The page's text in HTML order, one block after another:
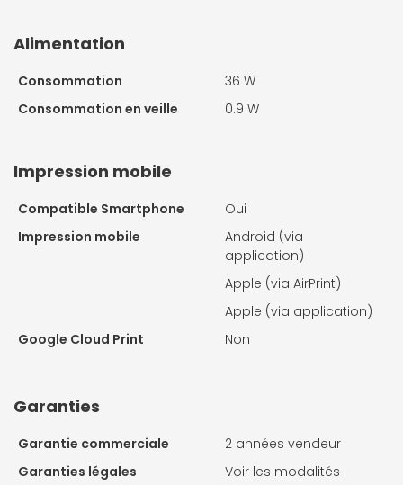
Alimentation
Consommation
36 W
Consommation en veille
0.9 W
Impression mobile
Compatible Smartphone
Oui
Impression mobile
Android (via
application)
Apple (via AirPrint)
Apple (via application)
Google Cloud Print
Non
Garanties
Garantie commerciale
2 années vendeur
Garanties légales
Voir les modalités